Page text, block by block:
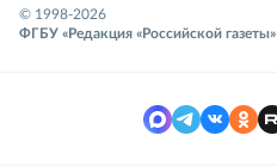
© 1998-2026
ФГБУ «Редакция «Российской газеты»